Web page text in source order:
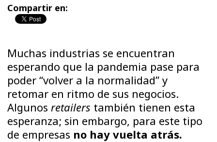
Compartir en:
Muchas industrias se encuentran
esperando que la pandemia pase para
poder “volver a la normalidad” y
retomar en ritmo de sus negocios.
Algunos retailers también tienen esta
esperanza; sin embargo, para este tipo
de empresas no hay vuelta atrás.